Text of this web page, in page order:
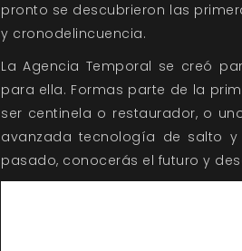
pronto se descubrieron las
y cronodelincuencia.
La Agencia Temporal se creó
para ella. Formas parte de la
ser centinela o restaurador, o
avanzada tecnología de salto
pasado, conocerás el futuro y